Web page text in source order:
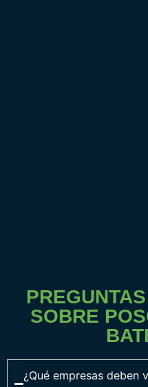
SOBRE
¿Qué empresas deben